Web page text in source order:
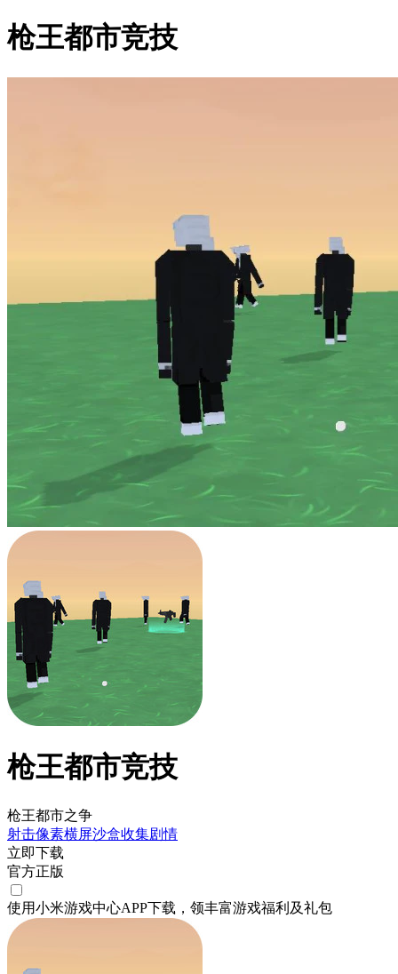
枪王都市竞技
枪王都市竞技
枪王都市之争
射击像素横屏沙盒收集剧情
立即下载
官方正版
使用小米游戏中心APP下载 ，领丰富游戏福利 及礼包